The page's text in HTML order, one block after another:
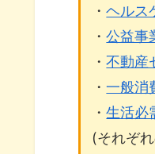
・ヘルス
・公益事
・不動産
・一般消
・生活必
(それぞ